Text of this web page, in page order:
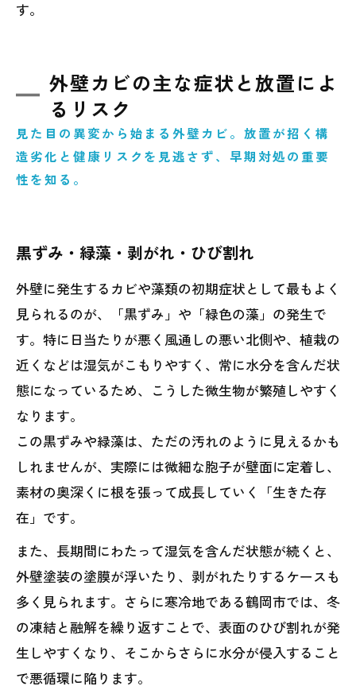
す。
外壁カビの主な症状と放置によ
るリスク
見た目の異変から始まる外壁カビ。放置が招く構
造劣化と健康リスクを見逃さず、早期対処の重要
性を知る。
黒ずみ・緑藻・剥がれ・ひび割れ
外壁に発生するカビや藻類の初期症状として最もよく
見られるのが、「黒ずみ」や「緑色の藻」の発生で
す。特に日当たりが悪く風通しの悪い北側や、植栽の
近くなどは湿気がこもりやすく、常に水分を含んだ状
態になっているため、こうした微生物が繁殖しやすく
なります。
この黒ずみや緑藻は、ただの汚れのように見えるかも
しれませんが、実際には微細な胞子が壁面に定着し、
素材の奥深くに根を張って成長していく「生きた存
在」です。
また、長期間にわたって湿気を含んだ状態が続くと、
外壁塗装の塗膜が浮いたり、剥がれたりするケースも
多く見られます。さらに寒冷地である鶴岡市では、冬
の凍結と融解を繰り返すことで、表面のひび割れが発
生しやすくなり、そこからさらに水分が侵入すること
で悪循環に陥ります。